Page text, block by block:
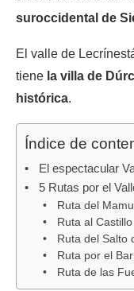
suroccidental de
El valle de
tiene la villa de
histórica.
Índice de
El espectacular
5 Rutas por el
Ruta del
Ruta al
Ruta del Salto
Ruta por el
Ruta de las